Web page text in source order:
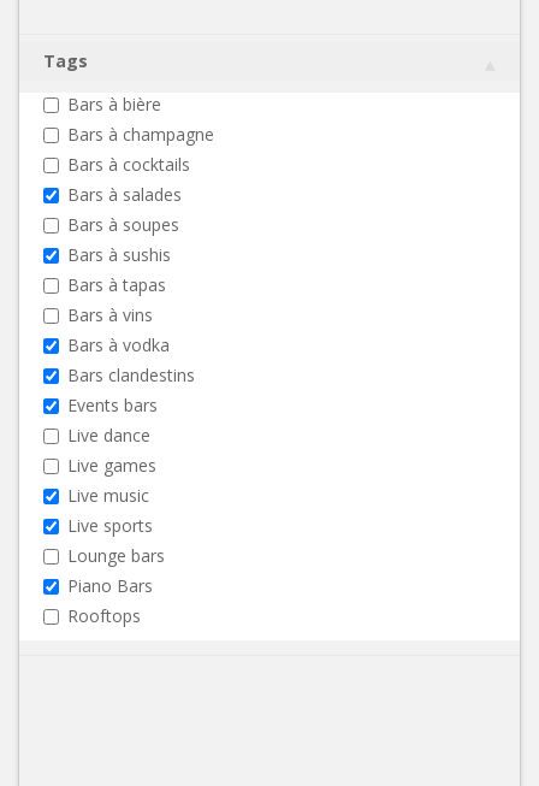
Tags
Bars à bière
Bars à champagne
Bars à cocktails
Bars à salades
Bars à soupes
Bars à sushis
Bars à tapas
Bars à vins
Bars à vodka
Bars clandestins
Events bars
Live dance
Live games
Live music
Live sports
Lounge bars
Piano Bars
Rooftops